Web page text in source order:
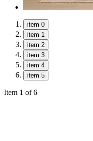
item 0
item 1
item 2
item 3
item 4
item 5
Item 1 of 6